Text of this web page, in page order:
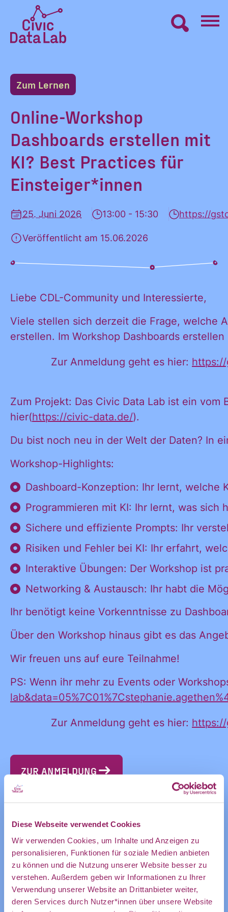
Diese Webseite verwendet Cookies
Wir verwenden Cookies, um Inhalte und Anzeigen zu
personalisieren, Funktionen für soziale Medien anbieten
zu können und die Nutzung unserer Website besser zu
verstehen. Außerdem geben wir Informationen zu Ihrer
Verwendung unserer Website an Drittanbieter weiter,
deren Services durch Nutzer*innen über unsere Website
Inhalt
springen
Lab
Startseite
LERNEN
MACHEN
BLOG
ÜBER UNS
Zum Lernen
Online-Workshop
Dashboards erstellen mit
KI? Best Practices für
Einsteiger*innen
25. Juni 2026 13:00 - 15:30 https://
Veröffentlicht am 15.06.2026
Liebe CDL-Community und Interessierte,
Viele stellen sich derzeit die Frage, welche
erstellen. Im Workshop Dashboards
Zur Anmeldung geht es hier:
Zum Projekt: Das Civic Data Lab ist ein
hier(https://civic-data.de/).
Du bist noch neu in der Welt der Daten? In
Workshop-Highlights:
Dashboard-Konzeption: Ihr lernt, welche
Programmieren mit KI: Ihr lernt, was
Sichere und effiziente Prompts: Ihr
Risiken und Fehler bei KI: Ihr erfahrt,
Interaktive Übungen: Der Workshop ist
Networking & Austausch: Ihr habt die
Ihr benötigt keine Vorkenntnisse zu
Über den Workshop hinaus gibt es das
Wir freuen uns auf eure Teilnahme!
PS: Wenn ihr mehr zu Events oder
Zur Anmeldung geht es hier:
ZUR ANMELDUNG
ZUR VERANSTALTUNG IM COMMUNITY-
ZUM KALENDER HINZUFÜGEN
Ja, ich möchte
alle
Informationen
Ankündigungen
des CDL direkt
persönliches
Postfach:
Ja, ich
möchte alle
und
des CDL
direkt in
mein